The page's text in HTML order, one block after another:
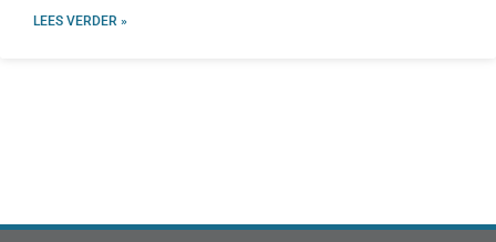
LEES VERDER »